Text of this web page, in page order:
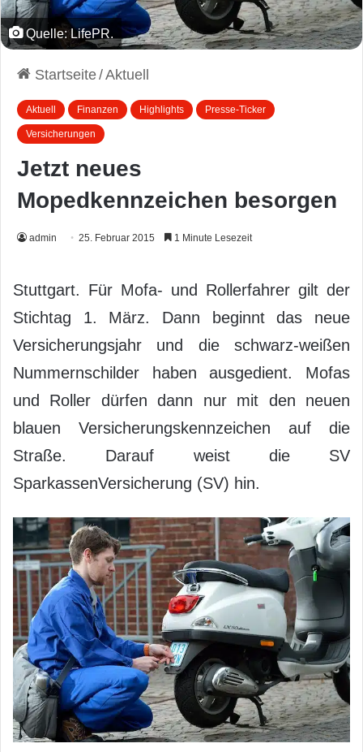
Quelle: LifePR.
Startseite/Aktuell
Aktuell Finanzen Highlights Presse-Ticker
Versicherungen
Jetzt neues
Mopedkennzeichen besorgen
admin 25. Februar 2015 1 Minute Lesezeit
Stuttgart. Für Mofa- und Rollerfahrer gilt der
Stichtag 1. März. Dann beginnt das neue
Versicherungsjahr und die schwarz-weißen
Nummernschilder haben ausgedient. Mofas
und Roller dürfen dann nur mit den neuen
blauen Versicherungskennzeichen auf die
Straße. Darauf weist die SV
SparkassenVersicherung (SV) hin.